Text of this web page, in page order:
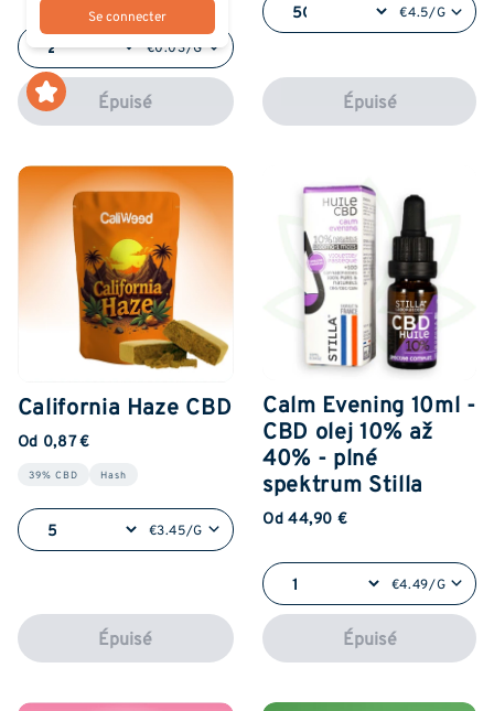
€0.03/G
Épuisé
€4.5/G
Épuisé
California Haze CBD
Od 0,87 €
39% CBD Hash
€3.45/G
Épuisé
Calm Evening 10ml -
CBD olej 10% až
40% - plné
spektrum Stilla
Od 44,90 €
€4.49/G
Épuisé
Se connecter